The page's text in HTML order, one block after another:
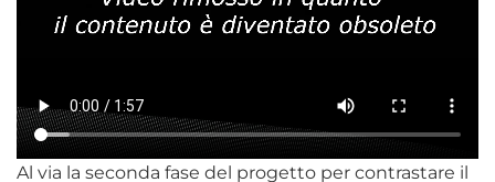
Al via la seconda fase del progetto per contrastare il